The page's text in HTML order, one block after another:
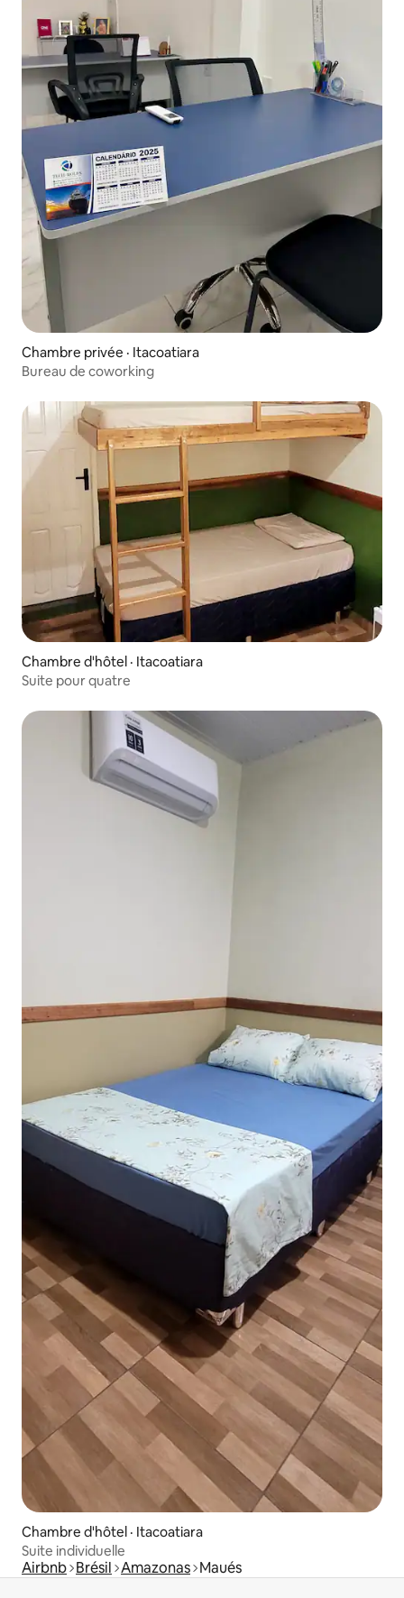
Chambre privée · Itacoatiara
Bureau de coworking
Chambre d'hôtel · Itacoatiara
Suite pour quatre
Chambre d'hôtel · Itacoatiara
Suite individuelle
Airbnb Brésil Amazonas Maués